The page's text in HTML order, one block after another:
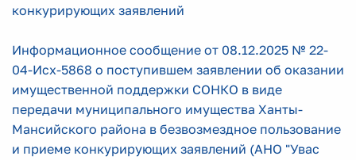
конкурирующих заявлений
Информационное сообщение от 08.12.2025 № 22-
04-Исх-5868 о поступившем заявлении об оказании
имущественной поддержки СОНКО в виде
передачи муниципального имущества Ханты-
Мансийского района в безвозмездное пользование
и приеме конкурирующих заявлений (АНО "Увас